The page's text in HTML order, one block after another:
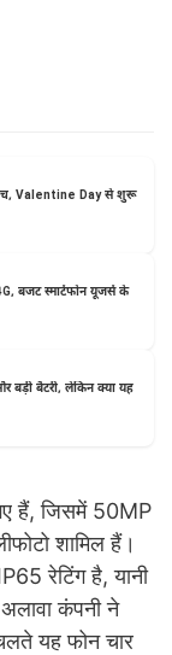
Valentine Day से शुरू
बजट स्मार्टफोन यूजर्स के
बड़ी बैटरी, लेकिन क्या यह
हैं, जिसमें 50MP
शामिल हैं।
रेटिंग है, यानी
कंपनी ने
यह फोन चार